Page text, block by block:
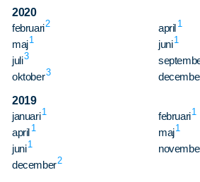
2020
februari2 april 1
maj1 juni1
juli3
oktober3
2019
januari1 februari1
april 1 maj1
juni1
december2